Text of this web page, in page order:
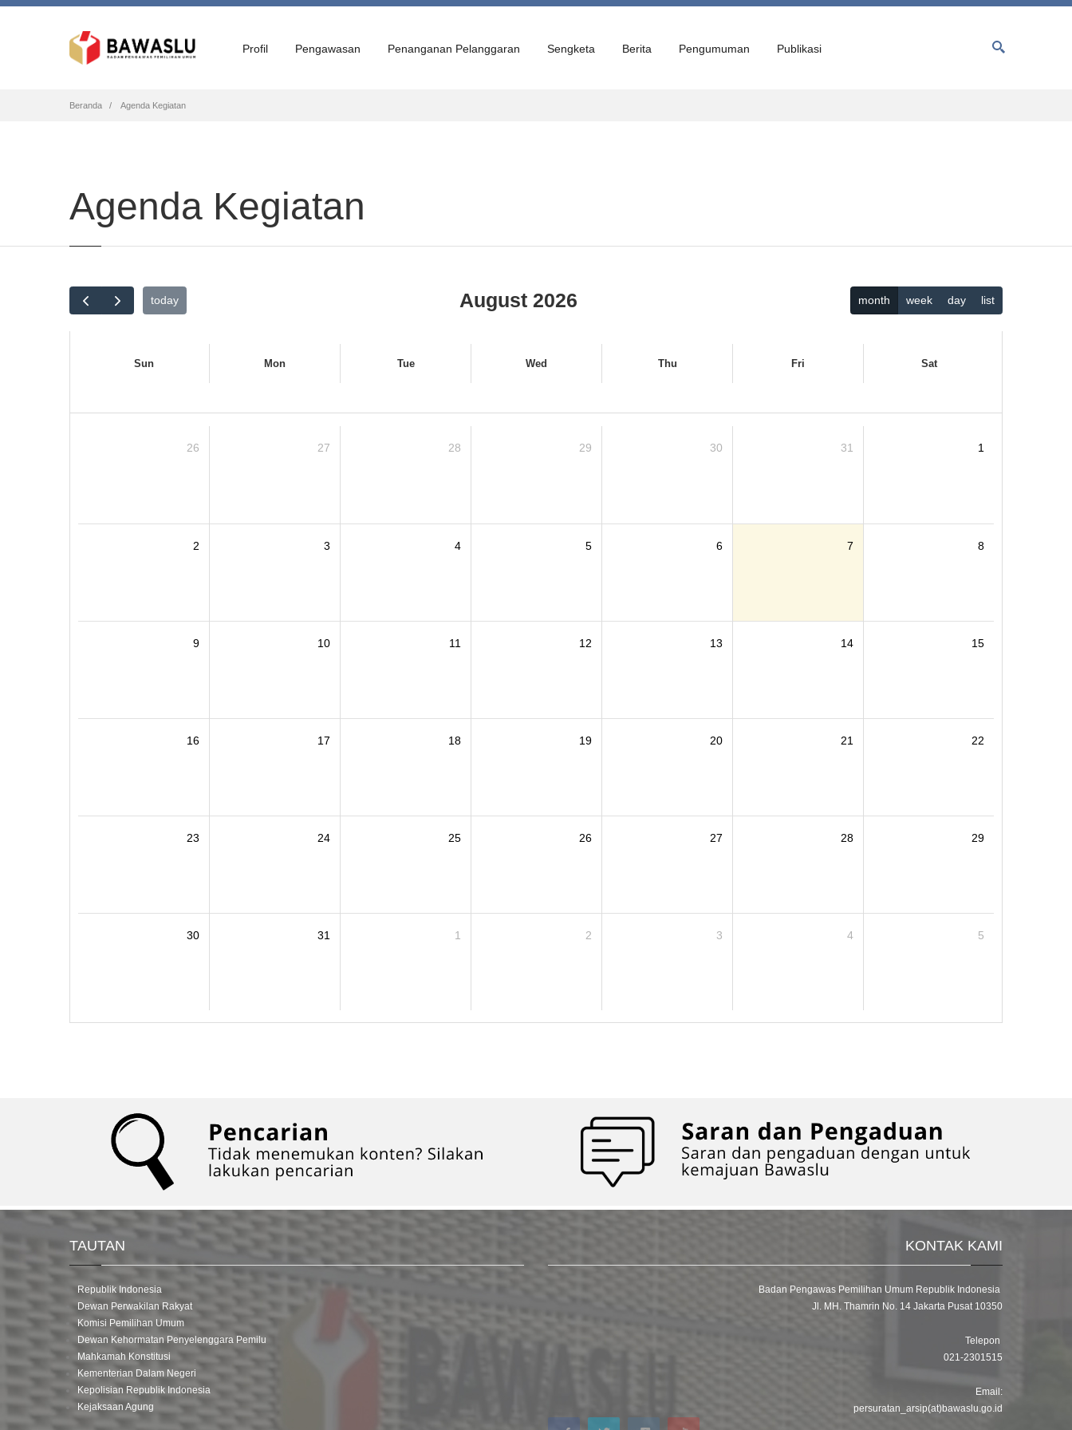
Profil Pengawasan Penanganan Pelanggaran Sengketa Berita Pengumuman Publikasi
Breadcrumb
Beranda Agenda Kegiatan
Agenda Kegiatan
today August 2026 month week day list
Sun Mon Tue Wed Thu Fri Sat
26 27 28 29 30 31 1
2 3 4 5 6 7 8
9 10 11 12 13 14 15
16 17 18 19 20 21 22
23 24 25 26 27 28 29
30 31 1 2 3 4 5
TAUTAN
Republik Indonesia
Dewan Perwakilan Rakyat
Komisi Pemilihan Umum
Dewan Kehormatan Penyelenggara Pemilu
Mahkamah Konstitusi
Kementerian Dalam Negeri
Kepolisian Republik Indonesia
Kejaksaan Agung
KONTAK KAMI
Badan Pengawas Pemilihan Umum Republik Indonesia
Jl. MH. Thamrin No. 14 Jakarta Pusat 10350
Telepon
021-2301515
Email:
persuratan_arsip(at)bawaslu.go.id